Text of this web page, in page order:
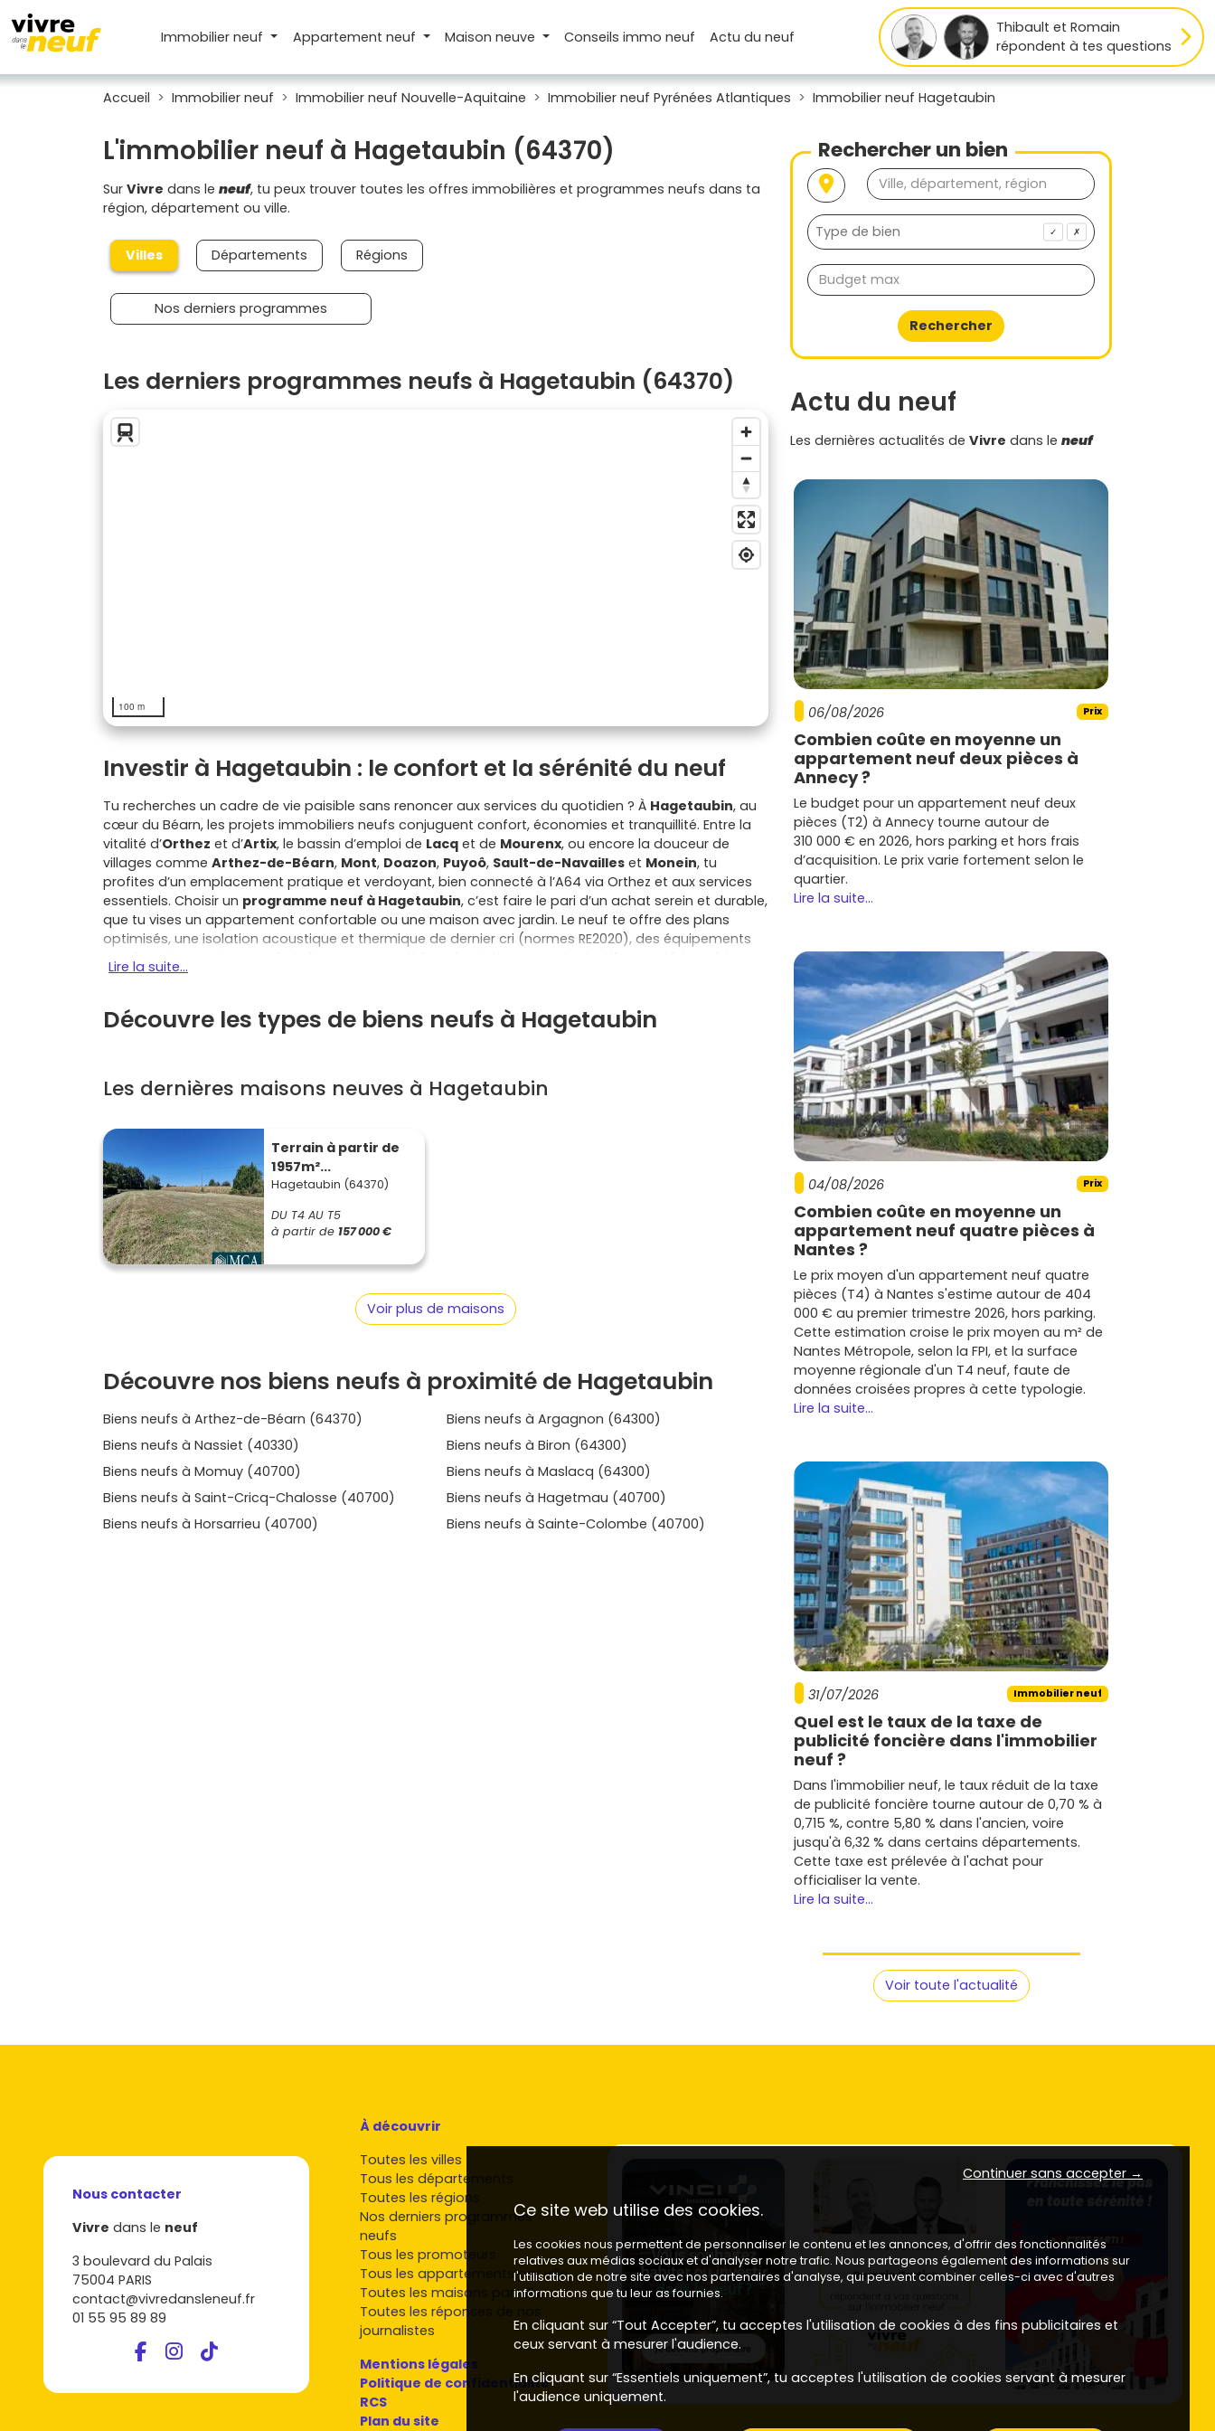
Immobilier neuf Appartement neuf Maison neuve Conseilsimmo neuf Actudu neuf
Thibault et Romain
répondent à tes questions
Accueil Immobilier neuf Immobilier neuf Nouvelle-Aquitaine Immobilier neuf Pyrénées Atlantiques Immobilier neuf Hagetaubin
L'immobilier neuf à Hagetaubin (64370)
Sur Vivre dans le neuf, tu peux trouver toutes les offres immobilières et programmes neufs dans ta
région, département ou ville.
Villes Départements Régions
Nos derniers programmes
Les derniers programmes neufs à Hagetaubin (64370)
100 m
Investir à Hagetaubin : le confort et la sérénité du neuf
Tu recherches un cadre de vie paisible sans renoncer aux services du quotidien ? À Hagetaubin, au
cœur du Béarn, les projets immobiliers neufs conjuguent confort, économies et tranquillité. Entre la
vitalité d’Orthez et d’Artix, le bassin d’emploi de Lacq et de Mourenx, ou encore la douceur de
villages comme Arthez-de-Béarn, Mont, Doazon, Puyoô, Sault-de-Navailles et Monein, tu
profites d’un emplacement pratique et verdoyant, bien connecté à l’A64 via Orthez et aux services
essentiels. Choisir un programme neuf à Hagetaubin, c’est faire le pari d’un achat serein et durable,
que tu vises un appartement confortable ou une maison avec jardin. Le neuf te offre des plans
optimisés, une isolation acoustique et thermique de dernier cri (normes RE2020), des équipements
peu énergivores et un confort d’usage au quotidien, du stationnement privatif aux extérieurs bien
pensés pour les maisons, en passant par l’ascenseur, les celliers et les espaces partagés pour les
comme le prêt à taux zéro pour les primo-accédants, et parfois d’une exonération partielle et
temporaire de taxe foncière selon la commune et le programme. Surtout, tu achètes sans
permet de te projeter facilement : appartement T2 ou T3 lumineux pour un premier achat, T4 familial
et en modularité. Tu peux en plus personnaliser certains matériaux et finitions pour coller à ton style,
tout en gardant la maîtrise du coût global. Le quotidien est simple : commerces et services de
proximité, accès rapide aux zones d’activités de Lacq, sorties nature sur les coteaux, et la gare
d’Orthez pour tes déplacements plus lointains. Si tu hésites entre maison et appartement, compare
tes priorités : extérieur et indépendance d’un côté, simplicité d’entretien et charges maîtrisées de
l’autre ; dans les deux cas, un programme neuf à Hagetaubin
énergétique et valeur patrimoniale dans le temps. Prêt à te projeter ? Découvre sur
neufles disponibilités, les plans, les prix et les dates de livraison, et trouve le
voisines pour élargir ton horizon sans t’éloigner de ce qui compte au quotidien.
Lire la suite...
Découvre les types de biens neufs à Hagetaubin
Les dernières maisons neuves à Hagetaubin
Terrain à partir de
1957m²...
Hagetaubin (64370)
DU T4 AU T5
à partir de 157 000 €
Voir plus de maisons
Découvre nos biens neufs à proximité de Hagetaubin
Biens neufs à Arthez-de-Béarn (64370)
Biens neufs à Argagnon (64300)
Biens neufs à Nassiet (40330)
Biens neufs à Biron (64300)
Biens neufs à Momuy (40700)
Biens neufs à Maslacq (64300)
Biens neufs à Saint-Cricq-Chalosse (40700)
Biens neufs à Hagetmau (40700)
Biens neufs à Horsarrieu (40700)
Biens neufs à Sainte-Colombe (40700)
Rechercher un bien
✓ ✗
Rechercher
Actu du neuf
Les dernières actualités de Vivre dans le neuf
06/08/2026 Prix
Combien coûte en moyenne un
appartement neuf deux pièces à
Annecy ?
Le budget pour un appartement neuf deux
pièces (T2) à Annecy tourne autour de
310 000 € en 2026, hors parking et hors frais
d’acquisition. Le prix varie fortement selon le
quartier.
Lire la suite...
04/08/2026 Prix
Combien coûte en moyenne un
appartement neuf quatre pièces à
Nantes ?
Le prix moyen d'un appartement neuf quatre
pièces (T4) à Nantes s'estime autour de 404
000 € au premier trimestre 2026, hors parking.
Cette estimation croise le prix moyen au m² de
Nantes Métropole, selon la FPI, et la surface
moyenne régionale d'un T4 neuf, faute de
données croisées propres à cette typologie.
Lire la suite...
31/07/2026 Immobilier neuf
Quel est le taux de la taxe de
publicité foncière dans l'immobilier
neuf ?
Dans l'immobilier neuf, le taux réduit de la taxe
de publicité foncière tourne autour de 0,70 % à
0,715 %, contre 5,80 % dans l'ancien, voire
jusqu'à 6,32 % dans certains départements.
Cette taxe est prélevée à l'achat pour
officialiser la vente.
Lire la suite...
Voir toute l'actualité
Nous contacter
Vivre dans le neuf
3 boulevard du Palais
75004 PARIS
contact@vivredansleneuf.fr
01 55 95 89 89
À découvrir
Toutes les villes
Tous les départements
Toutes les régions
Nos derniers programmes
neufs
Tous les promoteurs
Tous les appartements par ville
Toutes les maisons par ville
Toutes les réponses de nos
journalistes
Mentions légales
Politique de confidentialité
RCS
Plan du site
Continuer sans accepter →
Ce site web utilise des cookies.
Les cookies nous permettent de personnaliser le contenu et les annonces, d'offrir des fonctionnalités
relatives aux médias sociaux et d'analyser notre trafic. Nous partageons également des informations sur
l'utilisation de notre site avec nos partenaires d'analyse, qui peuvent combiner celles-ci avec d'autres
informations que tu leur as fournies.
En cliquant sur “Tout Accepter”, tu acceptes l'utilisation de cookies à des fins publicitaires et
ceux servant à mesurer l'audience.
En cliquant sur “Essentiels uniquement”, tu acceptes l'utilisation de cookies servant à mesurer
l'audience uniquement.